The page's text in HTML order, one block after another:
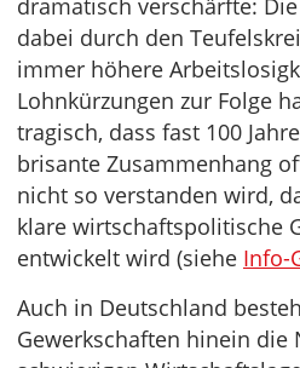
dramatisch verschärfte:
dabei durch den
immer höhere
Lohnkürzungen zur Folge
tragisch, dass fast 100
brisante Zusammenhang
nicht so verstanden wird,
klare wirtschaftspolitische
entwickelt wird (siehe Info-
Auch in Deutschland
Gewerkschaften hinein die